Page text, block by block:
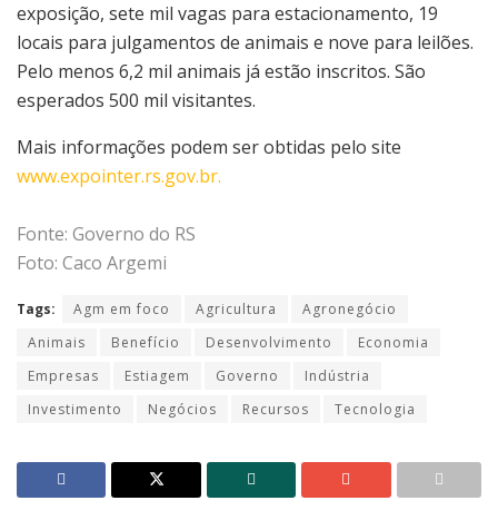
exposição, sete mil vagas para estacionamento, 19
locais para julgamentos de animais e nove para leilões.
Pelo menos 6,2 mil animais já estão inscritos. São
esperados 500 mil visitantes.
Mais informações podem ser obtidas pelo site
www.expointer.rs.gov.br.
Fonte: Governo do RS
Foto: Caco Argemi
Tags: Agm em foco Agricultura
Agronegócio
Animais
Benefício Desenvolvimento
Economia
Empresas
Estiagem Governo
Indústria
Investimento
Negócios Recursos Tecnologia